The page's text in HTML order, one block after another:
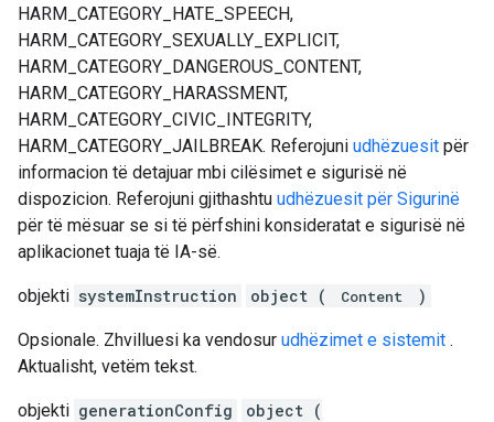
HARM_CATEGORY_HATE_SPEECH,
HARM_CATEGORY_SEXUALLY_EXPLICIT,
HARM_CATEGORY_DANGEROUS_CONTENT,
HARM_CATEGORY_HARASSMENT,
HARM_CATEGORY_CIVIC_INTEGRITY,
HARM_CATEGORY_JAILBREAK. Referojuni udhëzuesit për
informacion të detajuar mbi cilësimet e sigurisë në
dispozicion. Referojuni gjithashtu udhëzuesit për Sigurinë
për të mësuar se si të përfshini konsideratat e sigurisë në
aplikacionet tuaja të IA-së.
objekti systemInstruction object ( Content )
Opsionale. Zhvilluesi ka vendosur udhëzimet e sistemit .
Aktualisht, vetëm tekst.
objekti generationConfig object (